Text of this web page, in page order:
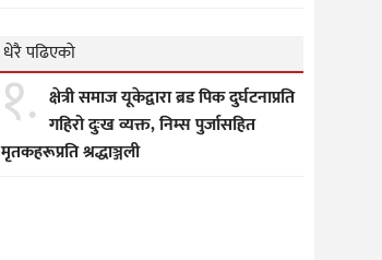
धेरै पढिएको
१. क्षेत्री समाज यूकेद्वारा ब्रड पिक दुर्घटनाप्रति
गहिरो दुःख व्यक्त, निम्स पुर्जासहित
मृतकहरूप्रति श्रद्धाञ्जली